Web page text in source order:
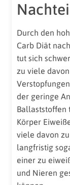
Durch den
Carb Diät
tut sich
zu viele
der geringe
Ballaststoffen
Körper
viele davon
langfristig
einer zu
und Nieren